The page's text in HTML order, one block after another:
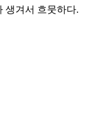
생겨서 흐뭇하다.